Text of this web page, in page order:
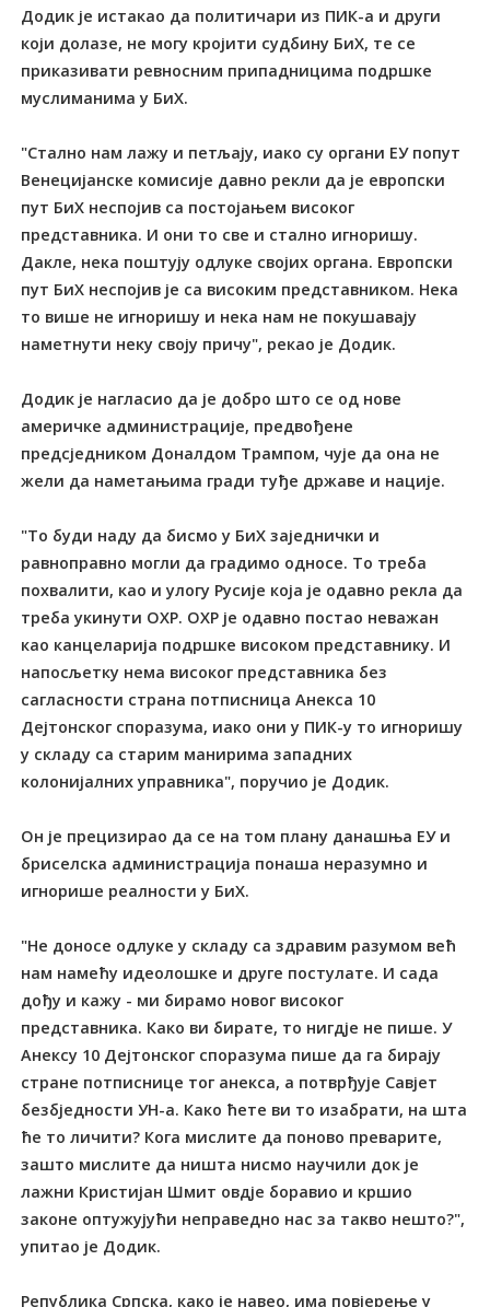
Додик је истакао да политичари из ПИК-а и други
који долазе, не могу кројити судбину БиХ, те се
приказивати ревносним припадницима подршке
муслиманима у БиХ.
"Стално нам лажу и петљају, иако су органи ЕУ попут
Венецијанске комисије давно рекли да је европски
пут БиХ неспојив са постојањем високог
представника. И они то све и стално игноришу.
Дакле, нека поштују одлуке својих органа. Европски
пут БиХ неспојив је са високим представником. Нека
то више не игноришу и нека нам не покушавају
наметнути неку своју причу", рекао је Додик.
Додик је нагласио да је добро што се од нове
америчке администрације, предвођене
предсједником Доналдом Трампом, чује да она не
жели да наметањима гради туђе државе и нације.
"То буди наду да бисмо у БиХ заједнички и
равноправно могли да градимо односе. То треба
похвалити, као и улогу Русије која је одавно рекла да
треба укинути ОХР. ОХР је одавно постао неважан
као канцеларија подршке високом представнику. И
напосљетку нема високог представника без
сагласности страна потписница Анекса 10
Дејтонског споразума, иако они у ПИК-у то игноришу
у складу са старим манирима западних
колонијалних управника", поручио је Додик.
Он је прецизирао да се на том плану данашња ЕУ и
бриселска администрација понаша неразумно и
игнорише реалности у БиХ.
"Не доносе одлуке у складу са здравим разумом већ
нам намећу идеолошке и друге постулате. И сада
дођу и кажу - ми бирамо новог високог
представника. Како ви бирате, то нигдје не пише. У
Анексу 10 Дејтонског споразума пише да га бирају
стране потписнице тог анекса, а потврђује Савјет
безбједности УН-а. Како ћете ви то изабрати, на шта
ће то личити? Кога мислите да поново преварите,
зашто мислите да ништа нисмо научили док је
лажни Кристијан Шмит овдје боравио и кршио
законе оптужујући неправедно нас за такво нешто?",
упитао је Додик.
Република Српска, како је навео, има повјерење у